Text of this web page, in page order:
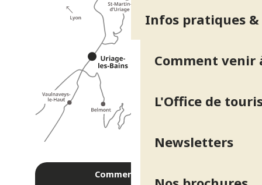
Infos pratiques &
Comment venir
L'Office de
Newsletters
Comment venir ?